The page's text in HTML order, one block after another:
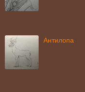
Антилопа